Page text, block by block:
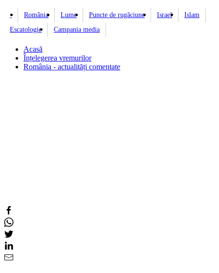
România Lume Puncte de rugăciune Israel
Islam
Escatologie
Campania media
Acasă
Înțelegerea vremurilor
România - actualități comentate